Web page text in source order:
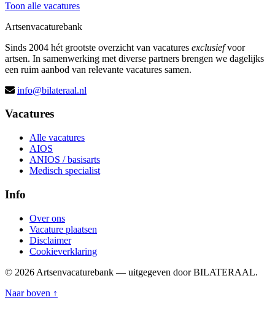
Toon alle vacatures
Artsenvacaturebank
Sinds 2004 hét grootste overzicht van vacatures exclusiefvoor
artsen. In samenwerking met diverse partners brengen we dagelijks
een ruim aanbod van relevante vacatures samen.
info@bilateraal.nl
Vacatures
Alle vacatures
AIOS
ANIOS / basisarts
Medisch specialist
Info
Over ons
Vacature plaatsen
Disclaimer
Cookieverklaring
© 2026 Artsenvacaturebank — uitgegeven door BILATERAAL.
Naar boven ↑